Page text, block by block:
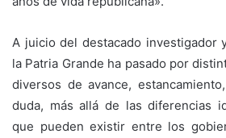
A juicio del destacado investigador
la Patria Grande ha pasado por
diversos de avance,
duda, más allá de las diferencias
que pueden existir entre los